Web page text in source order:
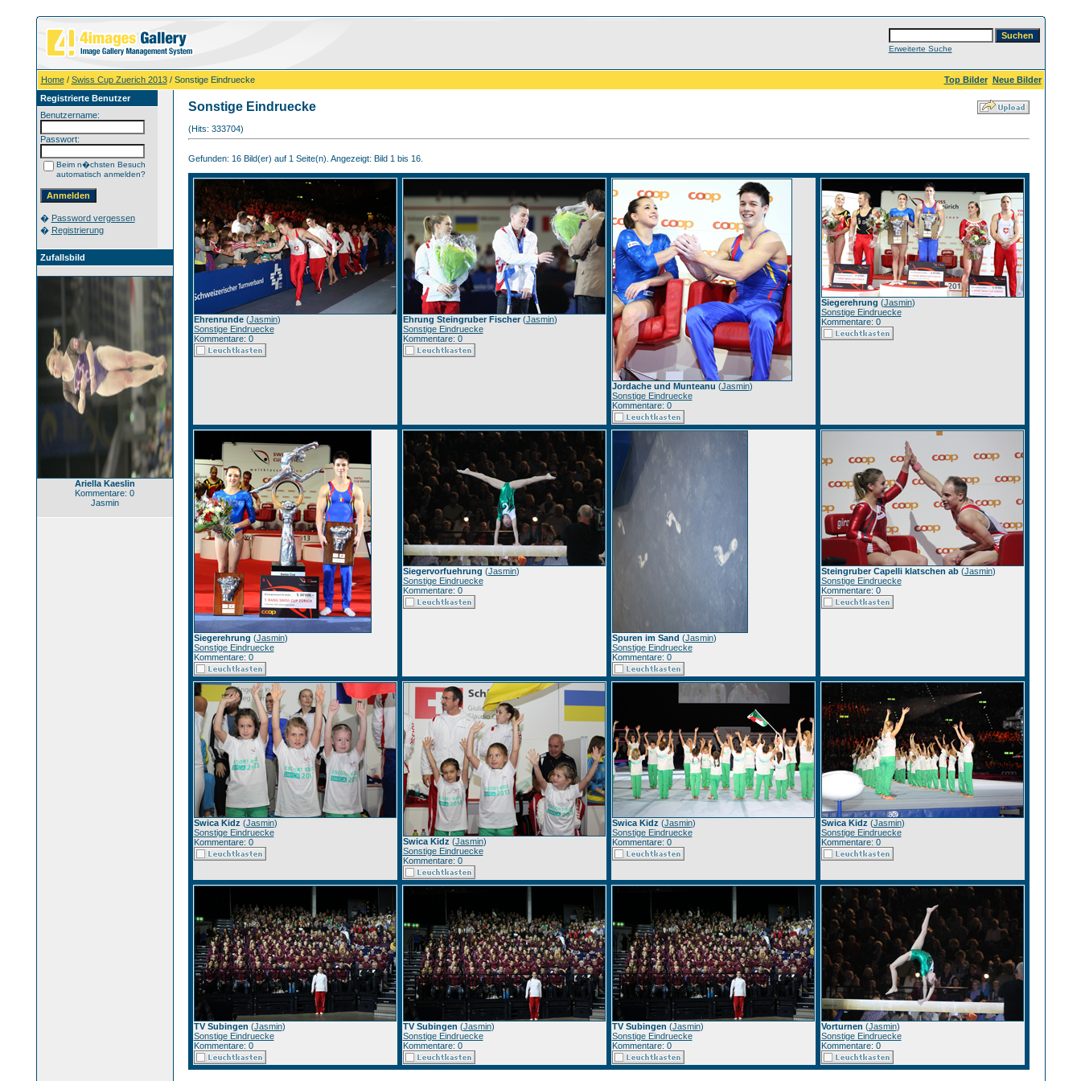
Erweiterte Suche
Home/ Swiss Cup Zuerich 2013/ Sonstige Eindruecke Top Bilder Neue Bilder
Registrierte Benutzer
Benutzername:
Passwort:
Beim n�chsten Besuch
automatisch anmelden?
� Password vergessen
� Registrierung
Zufallsbild
Ariella Kaeslin
Kommentare: 0
Jasmin
Sonstige Eindruecke
(Hits: 333704)
Gefunden: 16 Bild(er) auf 1 Seite(n). Angezeigt: Bild 1 bis 16.
Ehrenrunde(Jasmin)
Sonstige Eindruecke
Kommentare: 0
Ehrung Steingruber Fischer(Jasmin)
Sonstige Eindruecke
Kommentare: 0
Jordache und Munteanu (Jasmin)
Sonstige Eindruecke
Kommentare: 0
Siegerehrung (Jasmin)
Sonstige Eindruecke
Kommentare: 0
Siegerehrung (Jasmin)
Sonstige Eindruecke
Kommentare: 0
Siegervorfuehrung (Jasmin)
Sonstige Eindruecke
Kommentare: 0
Spuren im Sand (Jasmin)
Sonstige Eindruecke
Kommentare: 0
Steingruber Capelli klatschen ab(Jasmin)
Sonstige Eindruecke
Kommentare: 0
Swica Kidz (Jasmin)
Sonstige Eindruecke
Kommentare: 0
Swica Kidz (Jasmin)
Sonstige Eindruecke
Kommentare: 0
Swica Kidz (Jasmin)
Sonstige Eindruecke
Kommentare: 0
Swica Kidz (Jasmin)
Sonstige Eindruecke
Kommentare: 0
TV Subingen (Jasmin)
Sonstige Eindruecke
Kommentare: 0
TV Subingen (Jasmin)
Sonstige Eindruecke
Kommentare: 0
TV Subingen (Jasmin)
Sonstige Eindruecke
Kommentare: 0
Vorturnen (Jasmin)
Sonstige Eindruecke
Kommentare: 0